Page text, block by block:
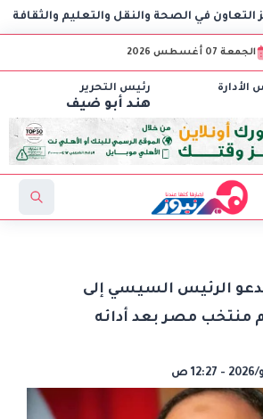
الصحة والنقل والتعليم والثقافة
الجمعة 07 أغسطس 2026
رئيس التحرير
هند أبو ضيف
الرئيس السيسي إلى
منتخب مصر بعد أدائه